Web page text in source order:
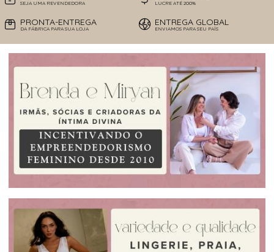
SEJA UMA REVENDEDORA LUCRE ATÉ 200%
PRONTA-ENTREGA
DA FÁBRICA PARA SUA LOJA
ENTREGA GLOBAL
ENVIAMOS PARA SEU PAÍS